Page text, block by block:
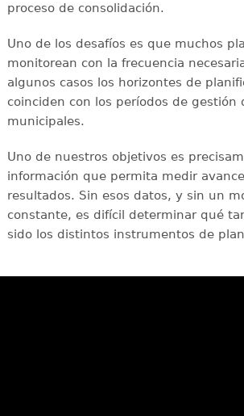
proceso de consolidación.
Uno de los desafíos es que muchos
monitorean con la frecuencia
algunos casos los horizontes de
coinciden con los períodos de gestión
municipales.
Uno de nuestros objetivos es
información que permita medir
resultados. Sin esos datos, y sin un
constante, es difícil determinar qué
sido los distintos instrumentos de